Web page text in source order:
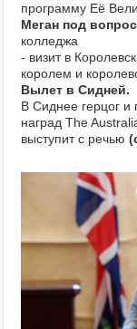
программу Её
Меган под
колледжа
- визит в
королем и
Вылет в Сидней.
В Сиднее герцог и
наград The
выступит с речью